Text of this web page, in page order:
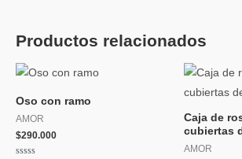
Productos relacionados
Oso con ramo
AMOR
$290.000
Caja de
cubiertas
AMOR